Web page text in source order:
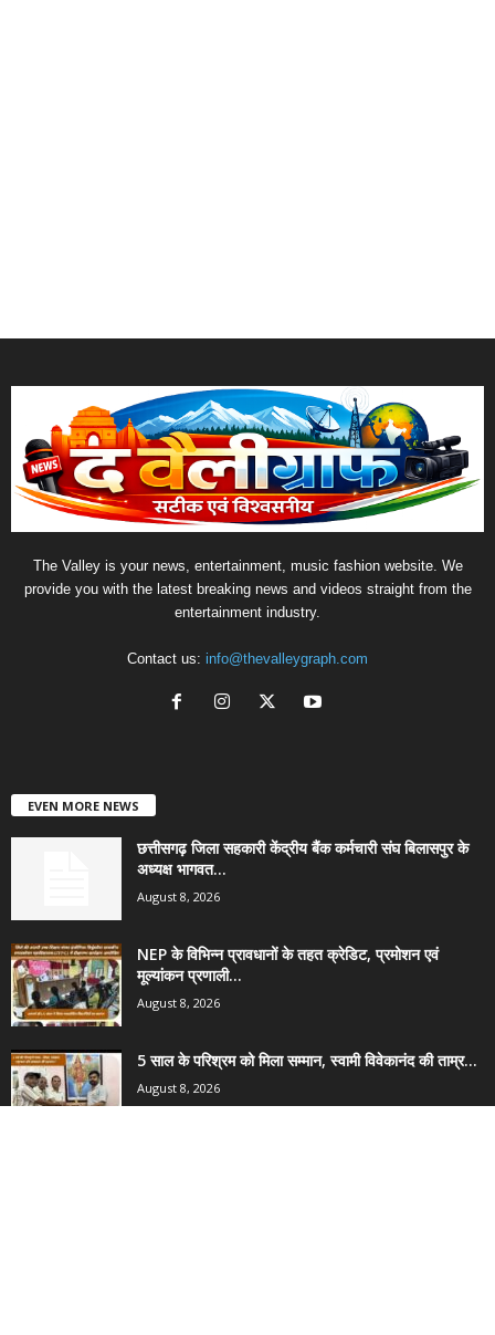
The Valley is your news, entertainment, music fashion website. We
provide you with the latest breaking news and videos straight from the
entertainment industry.
Contact us: info@thevalleygraph.com
EVEN MORE NEWS
छत्तीसगढ़ जिला सहकारी केंद्रीय बैंक कर्मचारी संघ बिलासपुर के
अध्यक्ष भागवत...
August 8, 2026
NEP के विभिन्न प्रावधानों के तहत क्रेडिट, प्रमोशन एवं
मूल्यांकन प्रणाली...
August 8, 2026
5 साल के परिश्रम को मिला सम्मान, स्वामी विवेकानंद की ताम्र...
August 8, 2026